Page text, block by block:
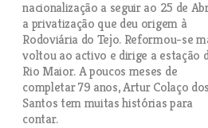
nacionalização a seguir ao 25 de
a privatização que deu origem à
Rodoviária do Tejo. Reformou-se
voltou ao activo e dirige a estação
Rio Maior. A poucos meses de
completar 79 anos, Artur Colaço dos
Santos tem muitas histórias para
contar.